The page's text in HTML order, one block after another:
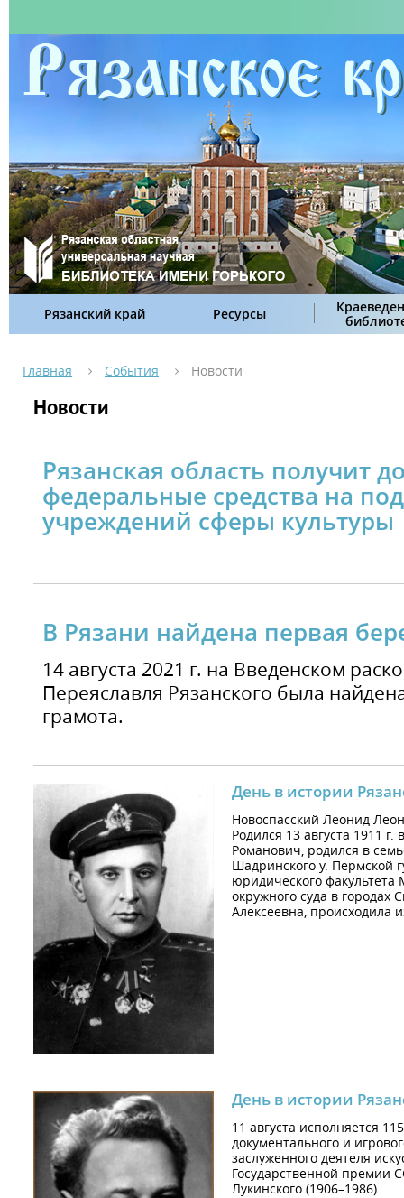
Рязанский край Ресурсы
Главная События Новости
Новости
Рязанская область получит
федеральные средства на
учреждений сферы культуры
В Рязани найдена первая
14 августа 2021 г. на Введенском
Переяславля Рязанского была
грамота.
День в истории
Новоспасский Леонид
Родился 13 августа 1911
Романович, родился в
Шадринского у. Пермской
юридического
окружного суда в городах
Алексеевна, происходила
День в истории
11 августа исполняется
документального и
заслуженного деятеля
Государственной премии
Лукинского (1906–1986).